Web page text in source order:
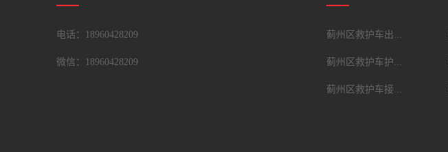
电话：18960428209
微信： 18960428209
蓟州区救护车出...
蓟州区救护车护...
蓟州区救护车接...